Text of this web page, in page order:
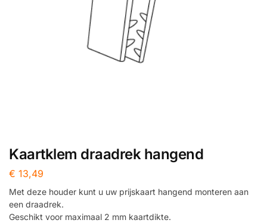
Kaartklem draadrek hangend
€ 13,49
Met deze houder kunt u uw prijskaart hangend monteren aan
een draadrek.
Geschikt voor maximaal 2 mm kaartdikte.